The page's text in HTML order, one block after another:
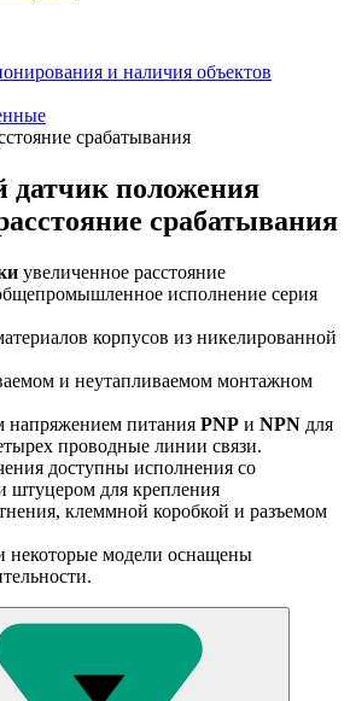
и наличия объектов
срабатывания
положения
срабатывания
увеличенное расстояние
исполнение серия
корпусов из никелированной
и неутапливаемом монтажном
питания PNP и NPN для
проводные линии связи.
доступны исполнения со
штуцером для крепления
клеммной коробкой и разъемом
некоторые модели оснащены